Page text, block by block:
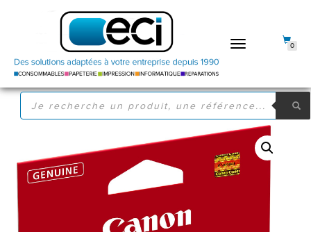
DÉPLIER
RECHERCHE
PRODUITS
0